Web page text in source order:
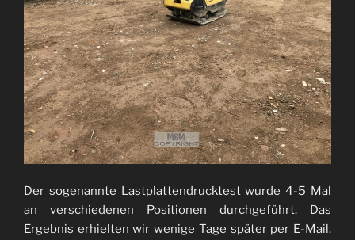
Der sogenannte Lastplattendrucktest wurde 4-5 Mal
an verschiedenen Positionen durchgeführt. Das
Ergebnis erhielten wir wenige Tage später per E-Mail.